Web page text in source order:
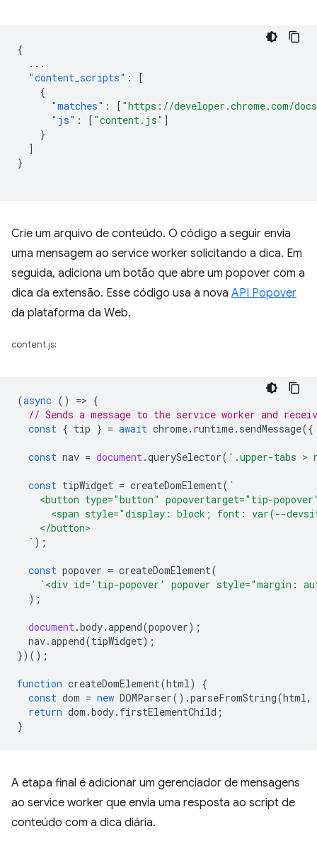
{
...
"content_scripts" :
[
{
"matches" : [ "https://developer.chrome.com/
"js" : [ "content.js" ]
}
]
}
Crie um arquivo de conteúdo. O código a seguir envia
uma mensagem ao service worker solicitando a dica. Em
seguida, adiciona um botão que abre um popover com a
dica da extensão. Esse código usa a nova API Popover
da plataforma da Web.
content.js:
(async () => {
// Sends a message to the service worker and
const { tip } = await chrome. runtime. sendMessage({
const nav = document.querySelector( '.upper-tabs >
const tipWidget = createDomElement( `
<button type="button" popovertarget="tip-
<span style="display: block; font: var(--
    </button>
  `
);
const popover = createDomElement(
`<div id='tip-popover' popover style="margin:
);
document.body.append(popover);
nav.append(tipWidget);
})();
function createDomElement(html)
{
const dom = new DOMParser().parseFromString(html,
return dom .body. firstElementChild ;
}
A etapa final é adicionar um gerenciador de mensagens
ao service worker que envia uma resposta ao script de
conteúdo com a dica diária.